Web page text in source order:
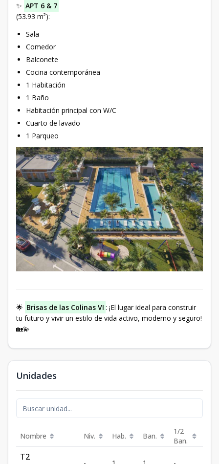
✨ APT 6 & 7
(53.93 m²):
Sala
Comedor
Balconete
Cocina contemporánea
1 Habitación
1 Baño
Habitación principal con W/C
Cuarto de lavado
1 Parqueo
🌟 Brisas de las Colinas VI : ¡El lugar ideal para construir
tu futuro y vivir un estilo de vida activo, moderno y seguro!
🏡💫
Unidades
Nombre Niv. Hab. Ban.
1/2
Ban.
T2